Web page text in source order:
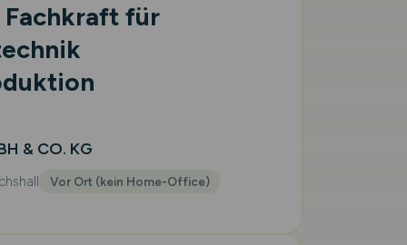
für
& CO. KG
Vor Ort (kein Home-Office)